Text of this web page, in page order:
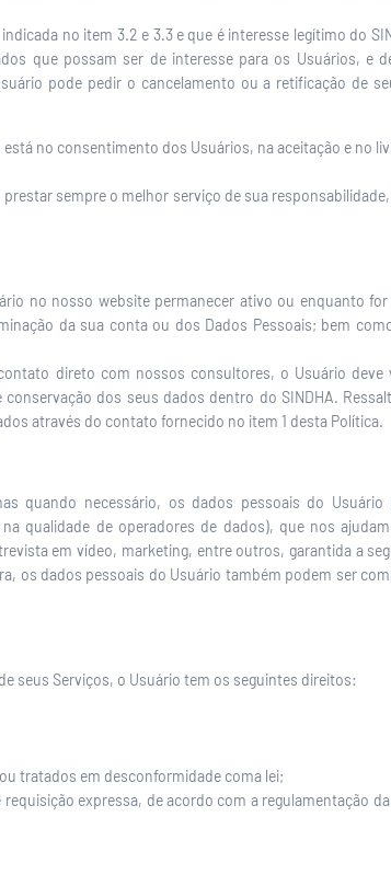
no item 3.2 e 3.3 e que é interesse legítimo do
que possam ser de interesse para os Usuários, e
pode pedir o cancelamento ou a retificação de
no consentimento dos Usuários, na aceitação e no
sempre o melhor serviço de sua
no nosso website permanecer ativo ou enquanto for
da sua conta ou dos Dados Pessoais; bem
direto com nossos consultores, o Usuário deve
dos seus dados dentro do SINDHA.
através do contato fornecido no item 1 desta Política.
quando necessário, os dados pessoais do Usuário
qualidade de operadores de dados), que nos
em vídeo, marketing, entre outros, garantida a
os dados pessoais do Usuário também podem ser
seus Serviços, o Usuário tem os seguintes direitos:
tratados em desconformidade coma lei;
expressa, de acordo com a regulamentação